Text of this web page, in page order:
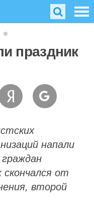
праздник
напали
скончался от
второй